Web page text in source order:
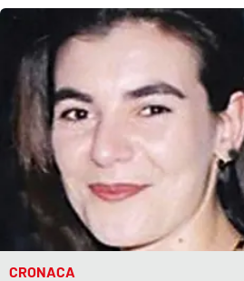
CRONACA